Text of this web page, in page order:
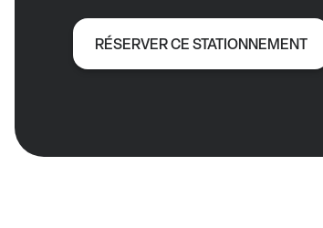
RÉSERVER CE STATIONNEMENT